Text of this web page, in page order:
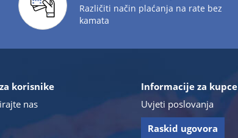
Različiti način plaćanja na rate bez
kamata
korisnike
nas
Informacije za kupce
Uvjeti poslovanja
Raskid ugovora